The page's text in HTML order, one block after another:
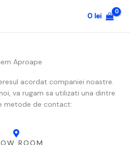
0lei
Aproape
acordat companiei noastre.
va rugam sa utilizati una dintre
metode de contact:
ROOM